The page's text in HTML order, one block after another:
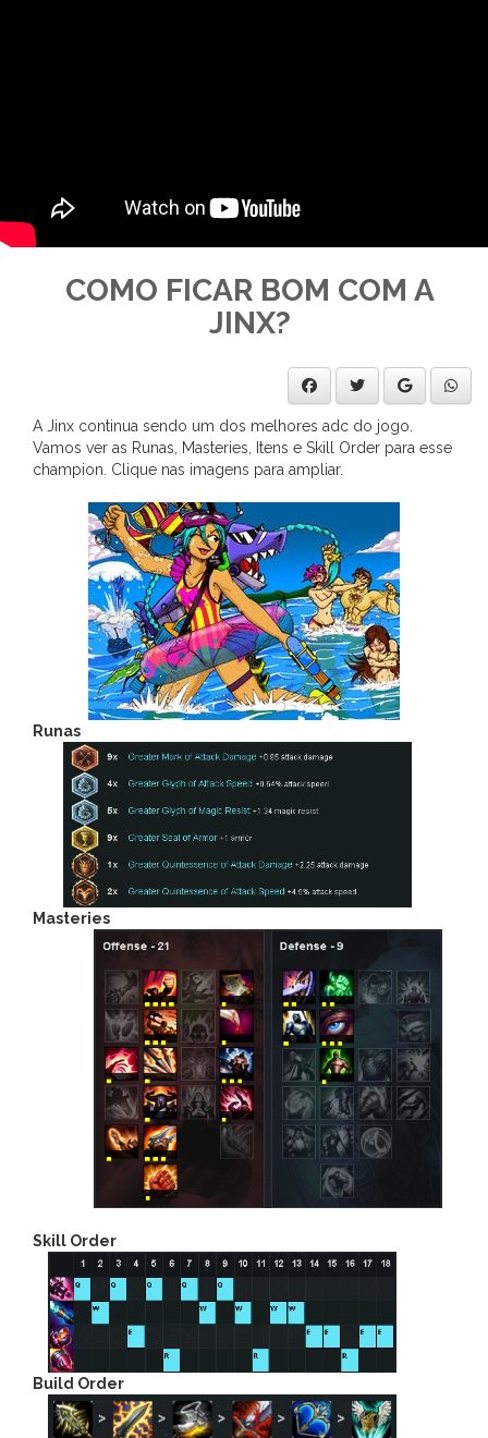
COMO FICAR BOM COM A
JINX?
A Jinx continua sendo um dos melhores adc do jogo.
Vamos ver as Runas, Masteries, Itens e Skill Order para esse
champion. Clique nas imagens para ampliar.
Runas
Masteries
Skill Order
Build Order